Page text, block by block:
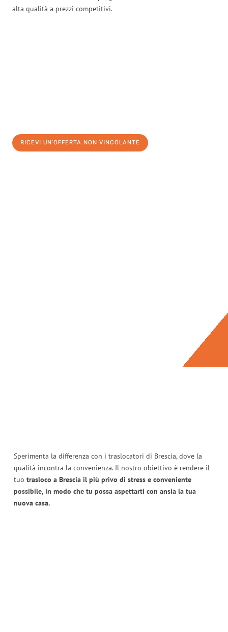
alta qualità a prezzi competitivi.
RICEVI UN'OFFERTA NON VINCOLANTE
Sperimenta la differenza con i traslocatori di Brescia, dove la
qualità incontra la convenienza. Il nostro obiettivo è rendere il
tuo trasloco a Brescia il più privo di stress e conveniente
possibile, in modo che tu possa aspettarti con ansia la tua
nuova casa.